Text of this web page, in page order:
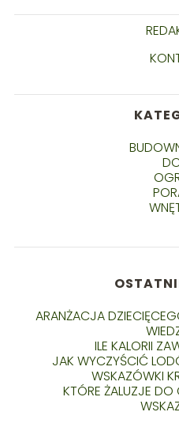
ARANŻACJA
ILE KALORII
JAK WYCZYŚCIĆ
WSKAZÓWKI
KTÓRE ŻALUZJE DO